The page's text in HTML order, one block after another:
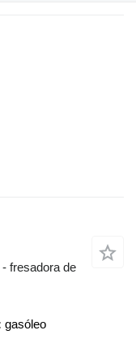
fresadora de
gasóleo